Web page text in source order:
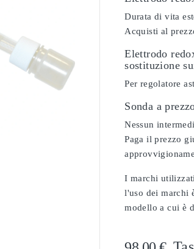
Durata di vita
Acquisti al
Elettrodo
sostituzione
Per regolatore
Sonda a
Nessun
Paga il prezzo
I marchi
l'uso dei marchi
modello a cui è